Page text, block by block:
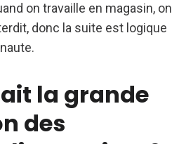
on travaille en magasin, on
donc la suite est logique
la grande
des